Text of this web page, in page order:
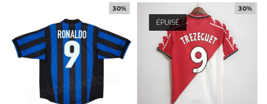
30% 30%
ÉPUISÉ